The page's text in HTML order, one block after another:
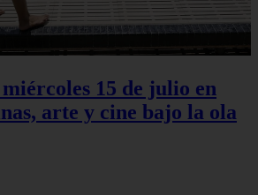
15 de julio en
arte y cine bajo la ola